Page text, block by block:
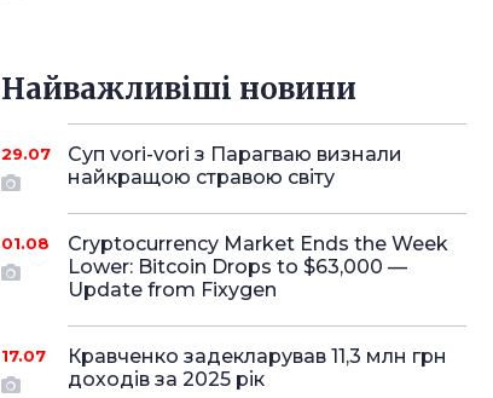
Найважливіші новини
29.07
Суп vori-vori з Парагваю визнали
найкращою стравою світу
01.08
Cryptocurrency Market Ends the Week
Lower: Bitcoin Drops to $63,000 —
Update from Fixygen
17.07
Кравченко задекларував 11,3 млн грн
доходів за 2025 рік